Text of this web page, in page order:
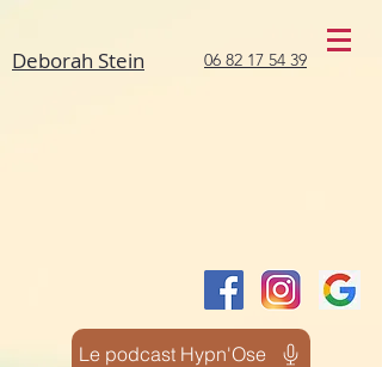
Deborah Stein 06 82 17 54 39
Le podcast Hypn'Ose